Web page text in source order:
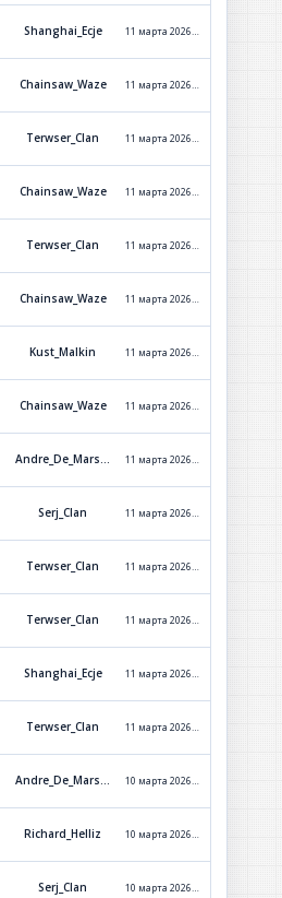
Shanghai_Ecje 11 марта 2026 г. 11:49
Chainsaw_Waze 11 марта 2026 г. 11:23
Terwser_Clan 11 марта 2026 г. 11:16
Chainsaw_Waze 11 марта 2026 г. 11:14
Terwser_Clan 11 марта 2026 г. 11:00
Chainsaw_Waze 11 марта 2026 г. 10:49
Kust_Malkin 11 марта 2026 г. 10:47
Chainsaw_Waze 11 марта 2026 г. 10:42
Andre_De_Marselle 11 марта 2026 г. 5:37
Serj_Clan 11 марта 2026 г. 5:36
Terwser_Clan 11 марта 2026 г. 5:35
Terwser_Clan 11 марта 2026 г. 5:35
Shanghai_Ecje 11 марта 2026 г. 5:34
Terwser_Clan 11 марта 2026 г. 5:33
Andre_De_Marselle 10 марта 2026 г. 23:21
Richard_Helliz 10 марта 2026 г. 22:45
Serj_Clan 10 марта 2026 г. 22:27